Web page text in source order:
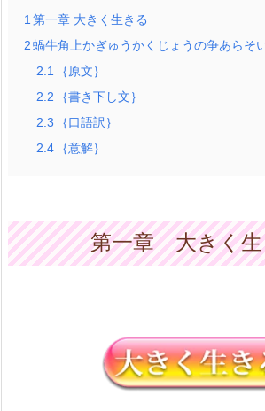
1 第一章 大きく生きる
2蝸牛角上かぎゅうかくじょうの争あらそ
2.1
｛原文｝
2.2
｛書き下し文｝
2.3
｛口語訳｝
2.4
｛意解｝
第一章 大きく生